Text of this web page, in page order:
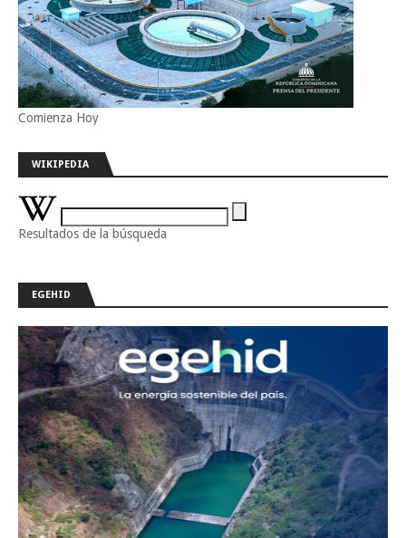
Comienza Hoy
WIKIPEDIA
Resultados de la búsqueda
EGEHID